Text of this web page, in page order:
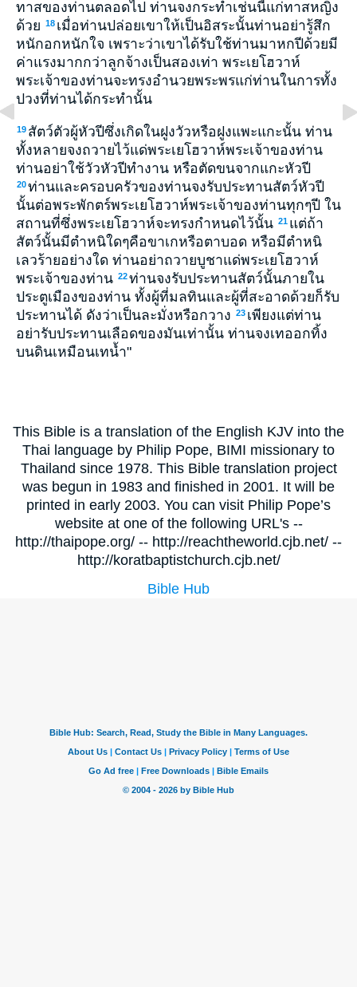
ทาสของท่านตลอดไป ท่านจงกระทำเช่นนี้แก่ทาสหญิง
ด้วย 18 เมื่อท่านปล่อยเขาให้เป็นอิสระนั้นท่านอย่ารู้สึก
หนักอกหนักใจ เพราะว่าเขาได้รับใช้ท่านมาหกปีด้วยมี
ค่าแรงมากกว่าลูกจ้างเป็นสองเท่า พระเยโฮวาห์
พระเจ้าของท่านจะทรงอำนวยพระพรแก่ท่านในการทั้ง
ปวงที่ท่านได้กระทำนั้น
19 สัตว์ตัวผู้หัวปีซึ่งเกิดในฝูงวัวหรือฝูงแพะแกะนั้น ท่าน
ทั้งหลายจงถวายไว้แด่พระเยโฮวาห์พระเจ้าของท่าน
ท่านอย่าใช้วัวหัวปีทำงาน หรือตัดขนจากแกะหัวปี
20ท่านและครอบครัวของท่านจงรับประทานสัตว์หัวปี
นั้นต่อพระพักตร์พระเยโฮวาห์พระเจ้าของท่านทุกๆปี ใน
สถานที่ซึ่งพระเยโฮวาห์จะทรงกำหนดไว้นั้น 21 แต่ถ้า
สัตว์นั้นมีตำหนิใดๆคือขาเกหรือตาบอด หรือมีตำหนิ
เลวร้ายอย่างใด ท่านอย่าถวายบูชาแด่พระเยโฮวาห์
พระเจ้าของท่าน 22ท่านจงรับประทานสัตว์นั้นภายใน
ประตูเมืองของท่าน ทั้งผู้ที่มลทินและผู้ที่สะอาดด้วยก็รับ
ประทานได้ ดังว่าเป็นละมั่งหรือกวาง 23 เพียงแต่ท่าน
อย่ารับประทานเลือดของมันเท่านั้น ท่านจงเทออกทิ้ง
บนดินเหมือนเทน้ำ"
This Bible is a translation of the English KJV into the
Thai language by Philip Pope, BIMI missionary to
Thailand since 1978. This Bible translation project
was begun in 1983 and finished in 2001. It will be
printed in early 2003. You can visit Philip Pope’s
website at one of the following URL's --
http://thaipope.org/ -- http://reachtheworld.cjb.net/ --
http://koratbaptistchurch.cjb.net/
Bible Hub